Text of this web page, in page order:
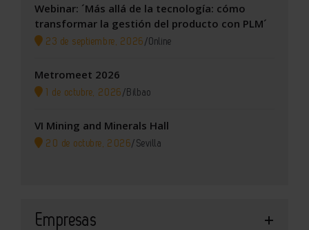
Webinar: ´Más allá de la tecnología: cómo
transformar la gestión del producto con PLM´
23 de septiembre, 2026 / Online
Metromeet 2026
1 de octubre, 2026 / Bilbao
VI Mining and Minerals Hall
20 de octubre, 2026/ Sevilla
Empresas